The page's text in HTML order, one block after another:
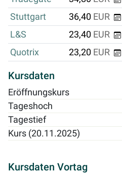
Stuttgart
36,40 EUR
L&S
23,40 EUR
Quotrix
23,20 EUR
Kursdaten
Eröffnungskurs
Tageshoch
Tagestief
Kurs (20.11.2025)
Kursdaten Vortag